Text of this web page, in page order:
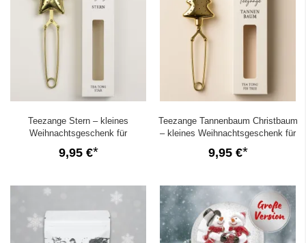
Teezange Stern – kleines
Weihnachtsgeschenk für
Teeliebhaber
9,95 €
Teezange Tannenbaum Christbaum
– kleines Weihnachtsgeschenk für
Teeliebhaber
9,95 €